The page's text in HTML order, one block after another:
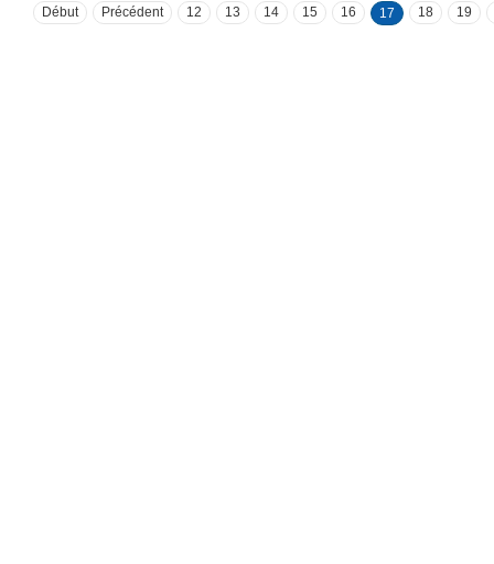
Début Précédent 12 13 14 15 16 17 18 19